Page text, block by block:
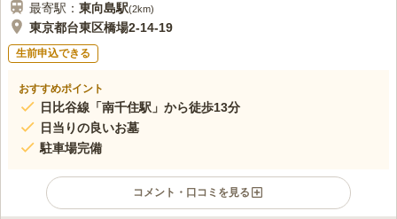
最寄駅： 東向島駅(2km)
東京都台東区橋場2-14-19
生前申込できる
おすすめポイント
日比谷線「南千住駅」から徒歩13分
日当りの良いお墓
駐車場完備
コメント・口コミを見る